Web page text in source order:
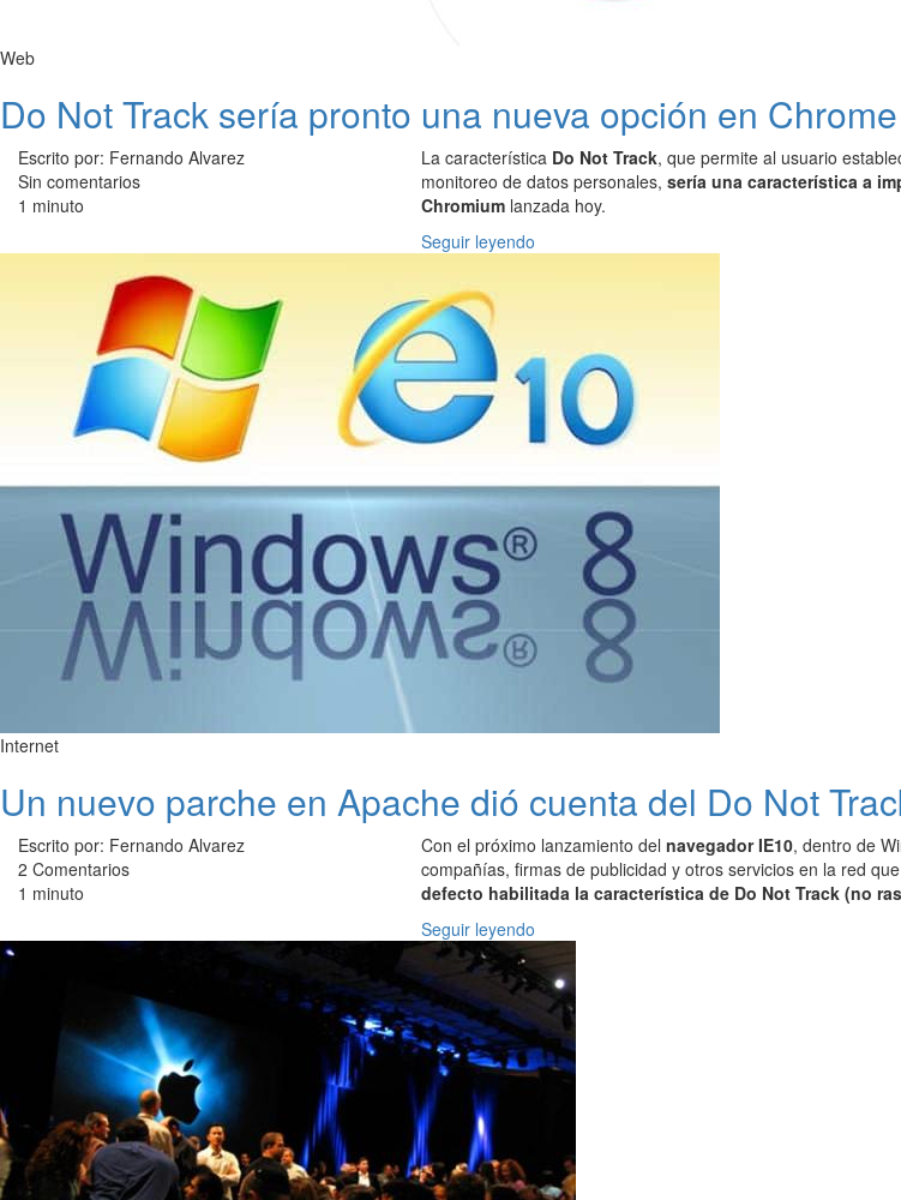
Web
Do Not Track sería pronto una nueva opción en Chrome
Escrito por: Fernando Alvarez
Sin comentarios
1 minuto
La característica Do Not Track, que permite al usuario
monitoreo de datos personales, sería una característica a
Chromium lanzada hoy.
Seguir leyendo
Internet
Un nuevo parche en Apache dió cuenta del Do Not
Escrito por: Fernando Alvarez
2 Comentarios
1 minuto
Con el próximo lanzamiento del navegador IE10, dentro de
compañías, firmas de publicidad y otros servicios en la red
defecto habilitada la característica de Do Not Track (no
Seguir leyendo